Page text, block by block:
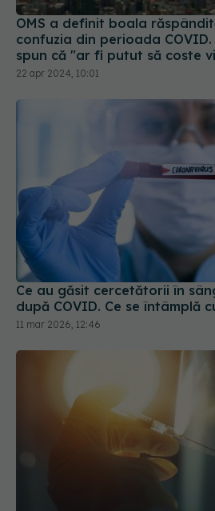
22 apr 2024, 10:01
Ce au găsit cercetătorii în
după COVID. Ce se întâmplă
11 mar 2026, 12:46
"Nu este un vaccin, este o
poate schimba încrederea